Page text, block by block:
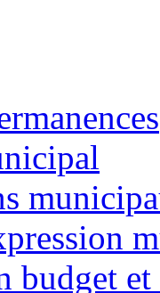
budget